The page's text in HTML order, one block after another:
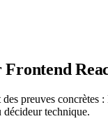
Frontend
preuves
technique.